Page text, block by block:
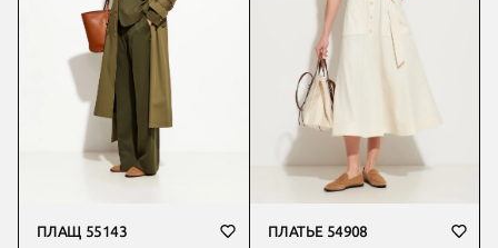
ПЛАЩ 55143 ПЛАТЬЕ 54908